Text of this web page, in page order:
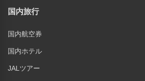
国内旅行
国内航空券
国内ホテル
JALツアー